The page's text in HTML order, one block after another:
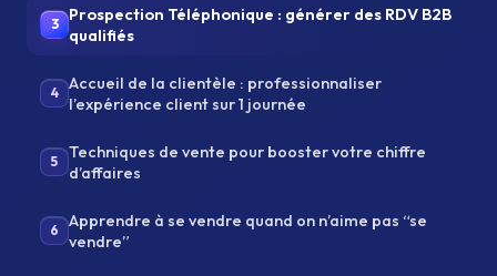
3
Prospection Téléphonique : générer des RDV B2B
qualifiés
4
Accueil de la clientèle : professionnaliser
l’expérience client sur 1 journée
5
Techniques de vente pour booster votre chiffre
d’affaires
6
Apprendre à se vendre quand on n’aime pas “se
vendre”